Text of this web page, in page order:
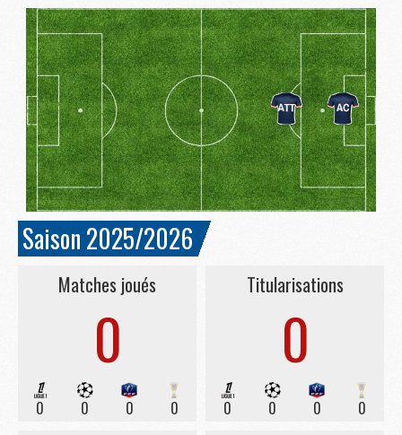
Saison 2025/2026
Matches joués
0
0 0 0 0
Titularisations
0
0 0 0 0